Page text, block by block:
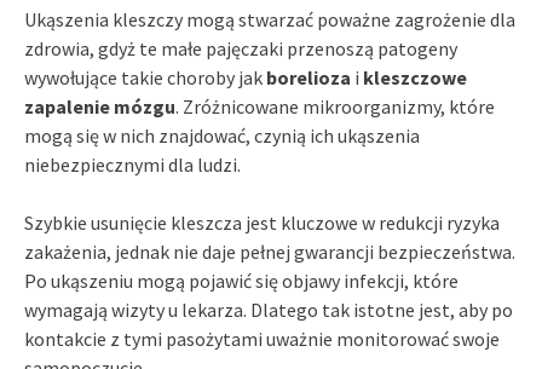
Ukąszenia kleszczy mogą stwarzać poważne zagrożenie dla
zdrowia, gdyż te małe pajęczaki przenoszą patogeny
wywołujące takie choroby jak borelioza i kleszczowe
zapalenie mózgu. Zróżnicowane mikroorganizmy, które
mogą się w nich znajdować, czynią ich ukąszenia
niebezpiecznymi dla ludzi.
Szybkie usunięcie kleszcza jest kluczowe w redukcji ryzyka
zakażenia, jednak nie daje pełnej gwarancji bezpieczeństwa.
Po ukąszeniu mogą pojawić się objawy infekcji, które
wymagają wizyty u lekarza. Dlatego tak istotne jest, aby po
kontakcie z tymi pasożytami uważnie monitorować swoje